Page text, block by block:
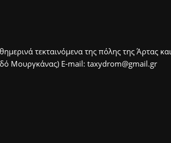
τεκταινόμενα της πόλης της Άρτας και
Μουργκάνας) E-mail: taxydrom@gmail.gr